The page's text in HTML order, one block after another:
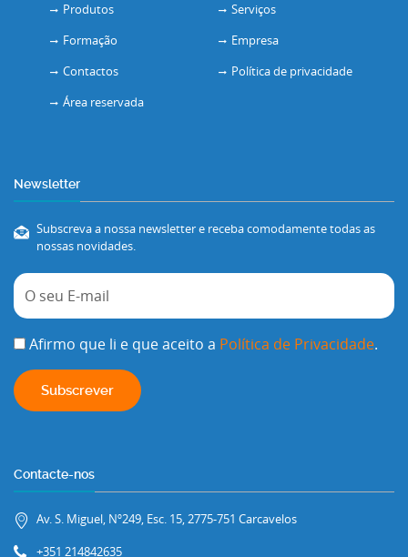
Produtos
Serviços
Formação
Empresa
Contactos
Política de privacidade
Área reservada
Newsletter
Subscreva a nossa newsletter e receba comodamente todas as
nossas novidades.
Afirmo que li e que aceito a Política de Privacidade.
Contacte-nos
Av. S. Miguel, Nº249, Esc. 15, 2775-751 Carcavelos
+351 214842635